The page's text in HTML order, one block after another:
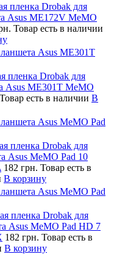
пленка Drobak для
Asus ME172V MeMO
Товар есть в наличии
Asus ME301T
пленка Drobak для
Asus ME301T MeMO
Товар есть в наличии В
Asus MeMO Pad
пленка Drobak для
Asus MeMO Pad 10
182 грн. Товар есть в
В корзину
Asus MeMO Pad
пленка Drobak для
Asus MeMO Pad HD 7
182 грн. Товар есть в
В корзину